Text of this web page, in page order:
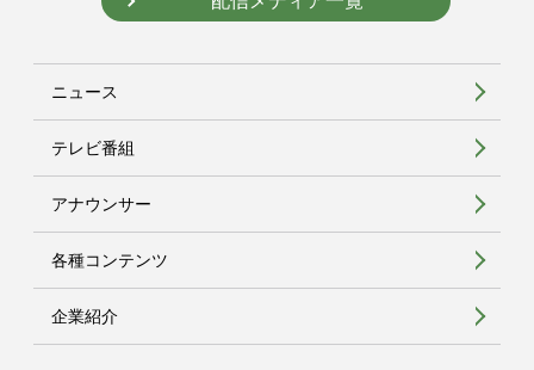
ニュース
テレビ番組
アナウンサー
各種コンテンツ
企業紹介